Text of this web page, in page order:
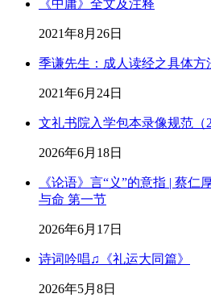
《中庸》全文及注释
2021年8月26日
季谦先生：成人读经之具体方
2021年6月24日
文礼书院入学包本录像规范（
2026年6月18日
《论语》言“义”的意指 | 蔡仁
与命 第一节
2026年6月17日
诗词吟唱♫《礼运大同篇》
2026年5月8日